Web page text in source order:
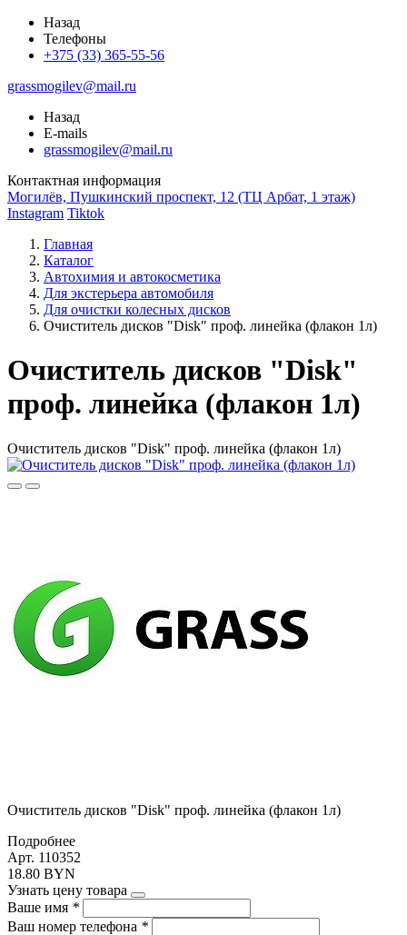
Назад
Телефоны
+375 (33) 365-55-56
grassmogilev@mail.ru
Назад
E-mails
grassmogilev@mail.ru
Контактная информация
Могилёв, Пушкинский проспект, 12 (ТЦ Арбат, 1 этаж)
Instagram Tiktok
Главная
Каталог
Автохимия и автокосметика
Для экстерьера автомобиля
Для очистки колесных дисков
Очиститель дисков "Disk" проф. линейка (флакон 1л)
Очиститель дисков "Disk"
проф. линейка (флакон 1л)
Очиститель дисков "Disk" проф. линейка (флакон 1л)
Очиститель дисков "Disk" проф. линейка (флакон 1л)
Подробнее
Арт. 110352
18.80 BYN
Узнать цену товара
Ваше имя *
Ваш номер телефона *